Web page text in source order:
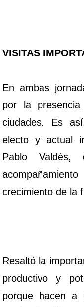
VISITAS
En ambas
por la
ciudades. Es
electo y actual
Pablo
crecimiento de la
Resaltó la
productivo y
porque hacen a